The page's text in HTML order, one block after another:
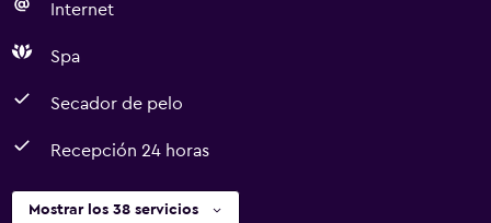
Internet
Spa
Secador de pelo
Recepción 24 horas
Mostrar los 38 servicios